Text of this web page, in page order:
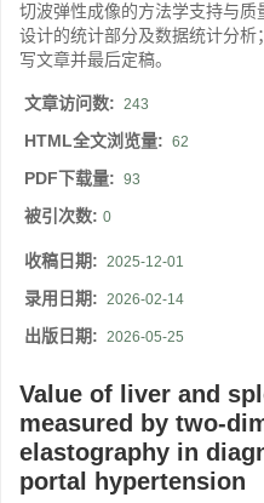
切波弹性成像的方法学支持与
设计的统计部分及数据统计分
写文章并最后定稿。
文章访问数: 243
HTML全文浏览量: 62
PDF下载量: 93
被引次数: 0
收稿日期: 2025-12-01
录用日期: 2026-02-14
出版日期: 2026-05-25
Value of liver and
measured by two-
elastography in
portal hypertension